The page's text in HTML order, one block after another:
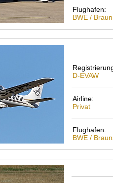
Flughafen:
BWE /
D-EVAW
Airline:
Privat
Flughafen:
BWE /